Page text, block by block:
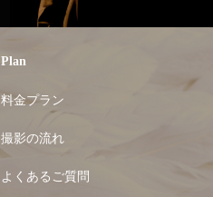
Plan
料金プラン
撮影の流れ
よくあるご質問